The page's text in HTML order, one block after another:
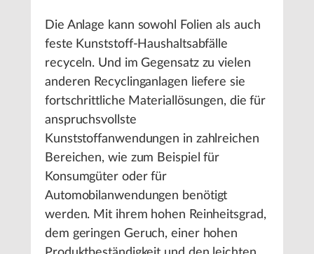
Die Anlage kann sowohl Folien als auch
feste Kunststoff-Haushaltsabfälle
recyceln. Und im Gegensatz zu vielen
anderen Recyclinganlagen liefere sie
fortschrittliche Materiallösungen, die für
anspruchsvollste
Kunststoffanwendungen in zahlreichen
Bereichen, wie zum Beispiel für
Konsumgüter oder für
Automobilanwendungen benötigt
werden. Mit ihrem hohen Reinheitsgrad,
dem geringen Geruch, einer hohen